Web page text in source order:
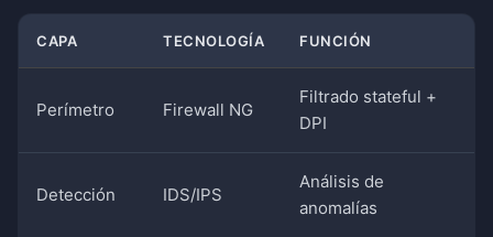
CAPA TECNOLOGÍA FUNCIÓN
Perímetro Firewall NG
Filtrado stateful +
DPI
Detección IDS/IPS
Análisis de
anomalías